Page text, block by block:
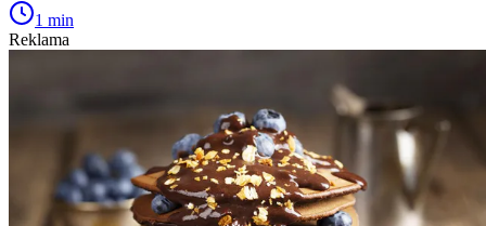
1 min
Reklama